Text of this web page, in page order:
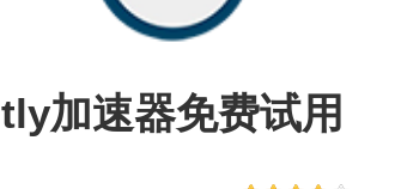
tly加速器免费试用